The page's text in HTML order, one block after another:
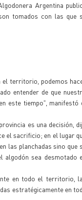
Argentina
tomados con las que
el territorio, podemos
entender de que
este tiempo", manifestó
es una decisión,
el sacrificio; en el lugar
las planchadas sino que
sea desmotado
en todo el territorio,
estratégicamente en